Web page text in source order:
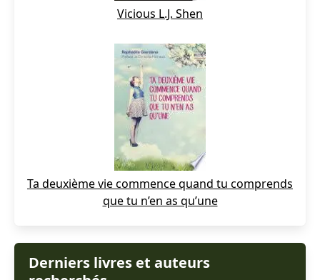
Vicious L.J. Shen
Ta deuxième vie commence quand tu comprends
que tu n’en as qu’une
Derniers livres et auteurs